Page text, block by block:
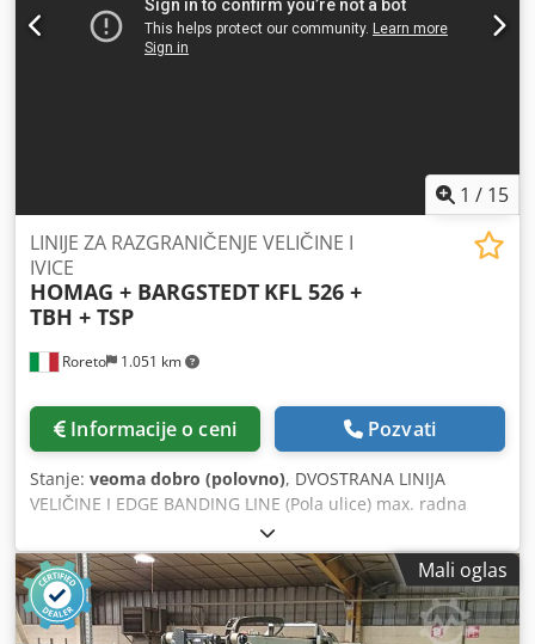
kompletnom dokumentacijom.
1 / 15
Roreto 1.051 km
LINIJE ZA RAZGRANIČENJE VELIČINE I
IVICE
HOMAG + BARGSTEDT KFL 526 +
TBH + TSP
Informacije o ceni Pozvati
Stanje: veoma dobro (polovno), DVOSTRANA LINIJA
VELIČINE I EDGE BANDING LINE (Pola ulice) max. radna
širina mm 2500, sa automatskim sistemom brzog
rukovanja (rukovanje): A) DVOSTRANA UTOVARNA STANICA
(sa 2 utovarne stanice) BARGSTEDT TBH 270/D/25/12 B)
PROMET (longitudinalni/poprečni), "HOMAG" TDL /310 /25
/12 C) Dvostrana mašina za veličinu i edge banding
Mali oglas